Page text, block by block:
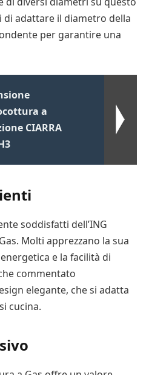
adattare il diametro della
per garantire una
a
CIARRA
soddisfatti dell’ING
Molti apprezzano la sua
e la facilità di
commentato
elegante, che si adatta
cucina.